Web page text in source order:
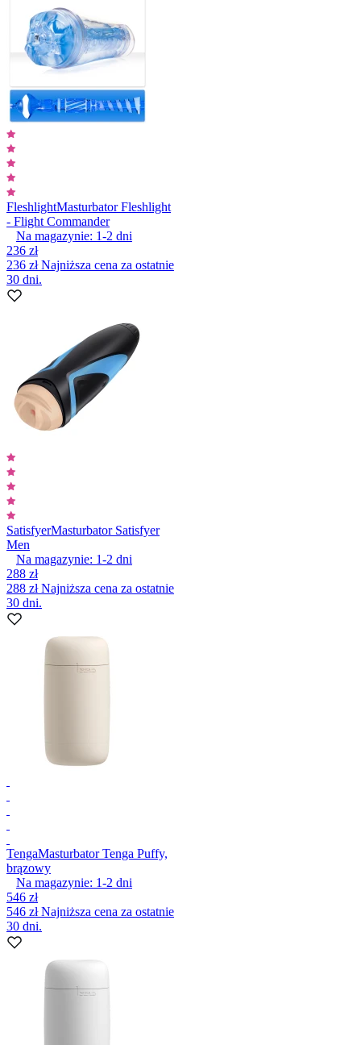
FleshlightMasturbator Fleshlight
- Flight Commander
Na magazynie: 1-2 dni
236 zł
236 złNajniższa cena za ostatnie
30 dni.
SatisfyerMasturbator Satisfyer
Men
Na magazynie: 1-2 dni
288 zł
288 złNajniższa cena za ostatnie
30 dni.
TengaMasturbator Tenga Puffy,
brązowy
Na magazynie: 1-2 dni
546 zł
546 złNajniższa cena za ostatnie
30 dni.